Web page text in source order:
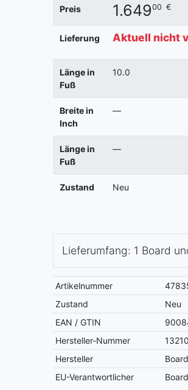
Preis 1.64900 €
Lieferung Aktuell nicht
Länge in
Fuß
10.0
Breite in
Inch
—
Länge in
Fuß
—
Zustand Neu
Lieferumfang: 1 Board
Artikelnummer
Zustand
Neu
EAN / GTIN
Hersteller-Nummer
Hersteller
EU-Verantwortlicher